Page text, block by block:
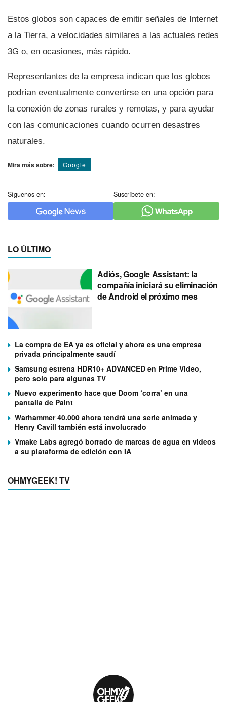
Estos globos son capaces de emitir señales de Internet
a la Tierra, a velocidades similares a las actuales redes
3G o, en ocasiones, más rápido.
Representantes de la empresa indican que los globos
podrí­an eventualmente convertirse en una opción para
la conexión de zonas rurales y remotas, y para ayudar
con las comunicaciones cuando ocurren desastres
naturales.
Mira más sobre: Google
Síguenos en: Suscríbete en:
LO ÚLTIMO
Adiós, Google Assistant: la
compañía iniciará su eliminación
de Android el próximo mes
La compra de EA ya es oficial y ahora es una empresa
privada principalmente saudí
Samsung estrena HDR10+ ADVANCED en Prime Video,
pero solo para algunas TV
Nuevo experimento hace que Doom ‘corra’ en una
pantalla de Paint
Warhammer 40.000 ahora tendrá una serie animada y
Henry Cavill también está involucrado
Vmake Labs agregó borrado de marcas de agua en videos
a su plataforma de edición con IA
OHMYGEEK! TV